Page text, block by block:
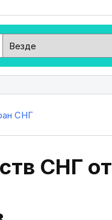
СНГ
СНГ от